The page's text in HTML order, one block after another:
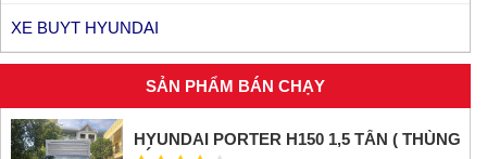
XE BUYT HYUNDAI
SẢN PHẨM BÁN CHẠY
HYUNDAI PORTER H150 1,5 TẤN ( THÙNG